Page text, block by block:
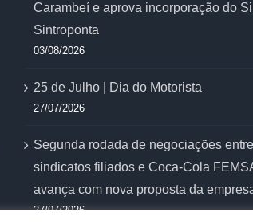
Carambeí e aprova incorporação do
Sintroponta
03/08/2026
25 de Julho | Dia do Motorista
27/07/2026
Segunda rodada de negociações
sindicatos filiados e Coca-Cola
avança com nova proposta da
27/07/2026